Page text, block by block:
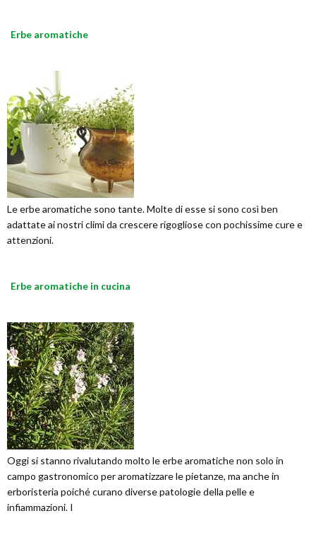
Erbe aromatiche
Le erbe aromatiche sono tante. Molte di esse si sono così ben
adattate ai nostri climi da crescere rigogliose con pochissime cure e
attenzioni.
Erbe aromatiche in cucina
Oggi si stanno rivalutando molto le erbe aromatiche non solo in
campo gastronomico per aromatizzare le pietanze, ma anche in
erboristeria poiché curano diverse patologie della pelle e
infiammazioni. I